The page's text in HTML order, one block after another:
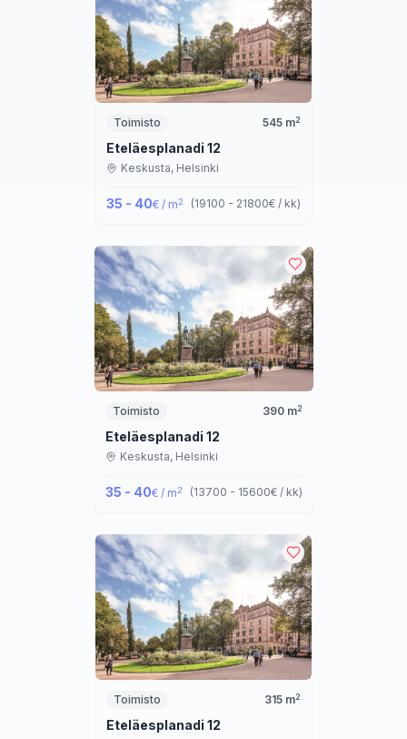
Toimisto 545 m2
Eteläesplanadi 12
Keskusta, Helsinki
35 - 40€ / m2 (19100 - 21800€ / kk)
Toimisto 390m2
Eteläesplanadi 12
Keskusta, Helsinki
35 - 40€ / m2 (13700 - 15600€ / kk)
Toimisto 315 m2
Eteläesplanadi 12